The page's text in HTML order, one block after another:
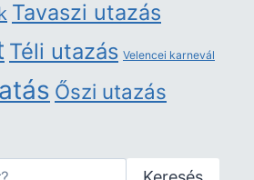
Tavaszi utazás
Téli utazás Velencei karnevál
Őszi utazás